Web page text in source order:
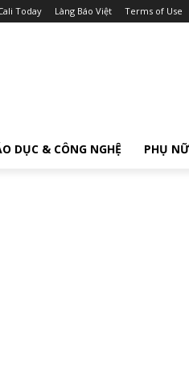
Today Làng Báo Việt Terms of Use
DỤC & CÔNG NGHỆ PHỤ NỮ